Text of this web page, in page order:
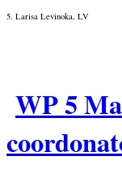
5. Larisa Levinoka, LV
WP 5